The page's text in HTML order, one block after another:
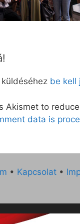
be kell
Akismet to
data is
• Kapcsolat •